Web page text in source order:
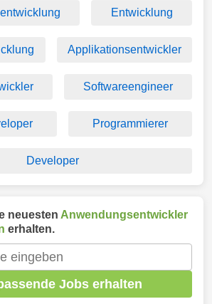
Entwicklung
Applikationsentwickler
Softwareengineer
Programmierer
Developer
neuesten Anwendungsentwickler
erhalten.
Jobs erhalten